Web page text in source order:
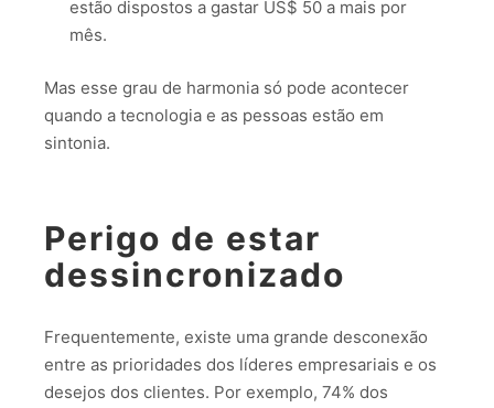
estão dispostos a gastar US$ 50 a mais por
mês.
Mas esse grau de harmonia só pode acontecer
quando a tecnologia e as pessoas estão em
sintonia.
Perigo de estar
dessincronizado
Frequentemente, existe uma grande desconexão
entre as prioridades dos líderes empresariais e os
desejos dos clientes. Por exemplo, 74% dos